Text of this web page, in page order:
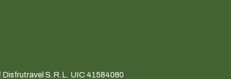
Disfrutravel S.R.L. UIC 41584080